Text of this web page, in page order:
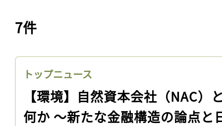
7件
トップニュース
【環境】自然資本会社（NAC）
何か 〜新たな金融構造の論点と